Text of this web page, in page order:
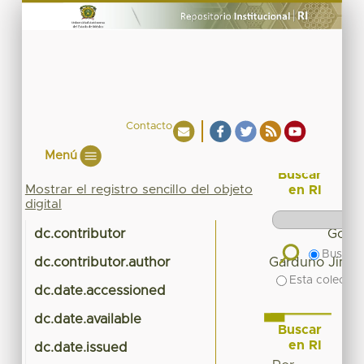
Contacto
Menú
Mostrar el registro sencillo del objeto
digital
dc.contributor
dc.contributor.author Garduño
dc.date.accessioned
dc.date.available
dc.date.issued
Buscar
en RI
Buscar
Esta
Buscar
en RI